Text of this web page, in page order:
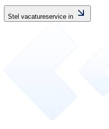
Stel vacatureservice in